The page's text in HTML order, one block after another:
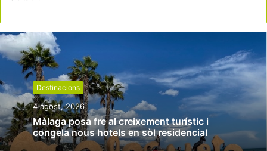
Destinacions
4 agost, 2026
Màlaga posa fre al creixement turístic i
congela nous hotels en sòl residencial